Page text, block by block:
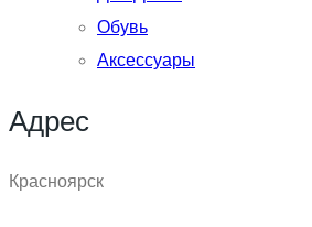
Обувь
Аксессуары
Адрес
Красноярск